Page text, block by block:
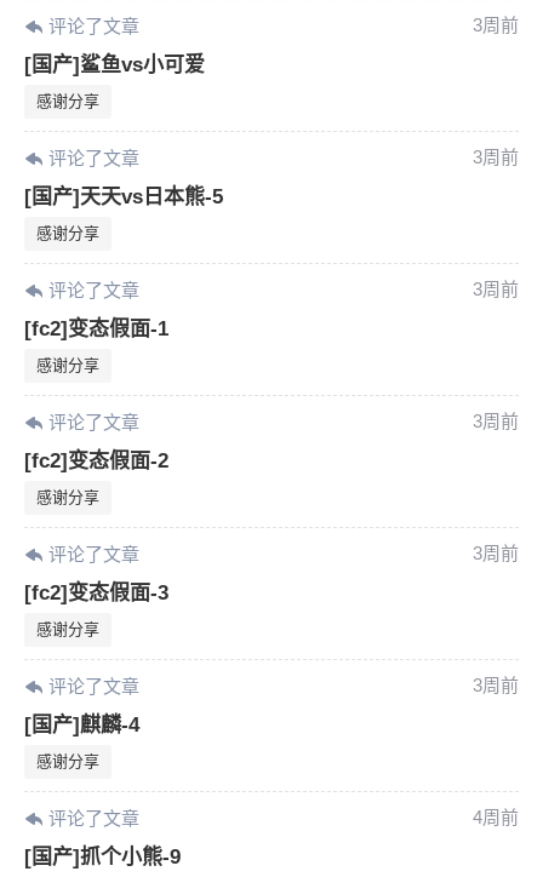
评论了文章 3周前
[国产]鲨鱼vs小可爱
感谢分享
评论了文章 3周前
[国产]天天vs日本熊-5
感谢分享
评论了文章 3周前
[fc2]变态假面-1
感谢分享
评论了文章 3周前
[fc2]变态假面-2
感谢分享
评论了文章 3周前
[fc2]变态假面-3
感谢分享
评论了文章 3周前
[国产]麒麟-4
感谢分享
评论了文章 4周前
[国产]抓个小熊-9